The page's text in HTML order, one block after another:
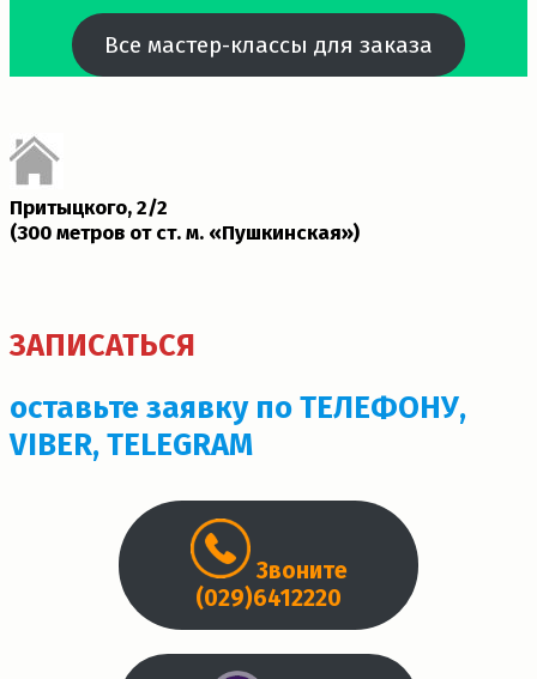
Все мастер-классы для заказа
Притыцкого, 2/2
(300 метров от ст. м. «Пушкинская»)­
ЗАПИСАТЬСЯ
оставьте заявку по ТЕЛЕФОНУ,
VIBER, TELEGRAM
Звоните
(029)6412220